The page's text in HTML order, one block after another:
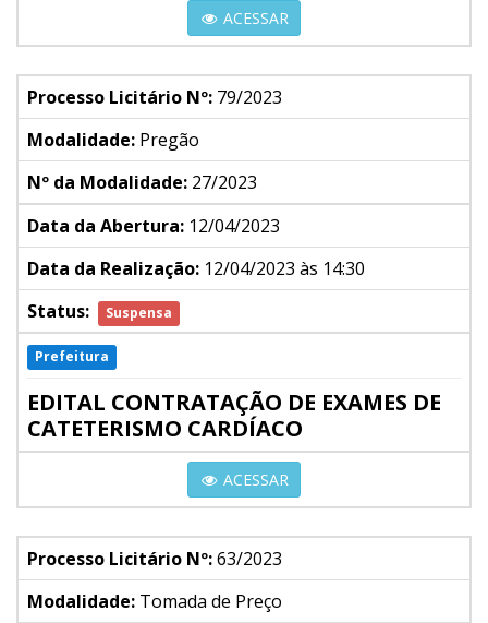
ACESSAR
Processo Licitário Nº: 79/2023
Modalidade: Pregão
Nº da Modalidade: 27/2023
Data da Abertura: 12/04/2023
Data da Realização: 12/04/2023 às 14:30
Status:
Suspensa
Prefeitura
EDITAL CONTRATAÇÃO DE EXAMES DE
CATETERISMO CARDÍACO
ACESSAR
Processo Licitário Nº:63/2023
Modalidade: Tomada de Preço